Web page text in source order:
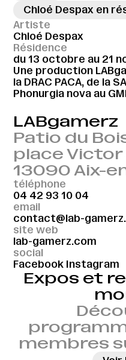
Chloé Despax en
Artiste
Chloé Despax
Résidence
du 13 octobre au 21
Une production
la DRAC PACA, de la
Phonurgia nova au
LABgamerz
Patio du
place
13090 Aix-
téléphone
04 42 93 10 04
email
contact@lab-
site web
lab-gamerz.com
social
Facebook Instagram
Expos et
membres